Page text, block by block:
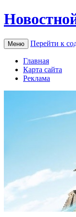
Меню Перейти к
Главная
Карта сайта
Реклама